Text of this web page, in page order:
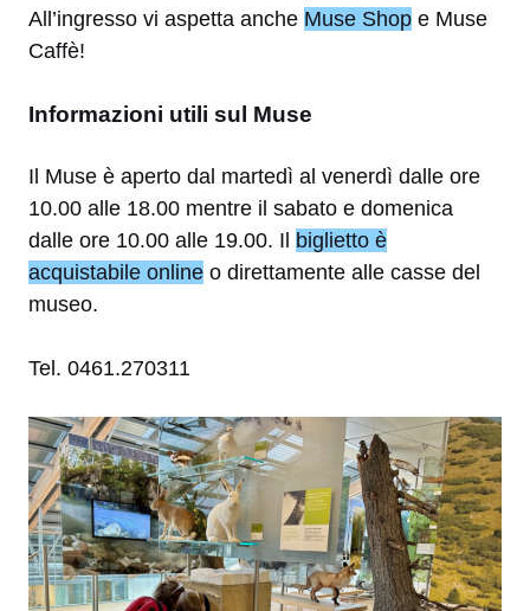
All’ingresso vi aspetta anche Muse Shop e Muse
Caffè!
Informazioni utili sul Muse
Il Muse è aperto dal martedì al venerdì dalle ore
10.00 alle 18.00 mentre il sabato e domenica
dalle ore 10.00 alle 19.00. Il biglietto è
acquistabile online o direttamente alle casse del
museo.
Tel. 0461.270311